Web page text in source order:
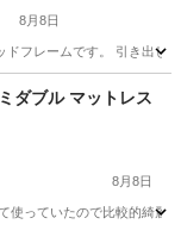
8月8日
フレームです。 引き出
ダブル マットレス
8月8日
使っていたので比較的綺